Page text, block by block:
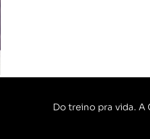
Do treino pra vida. A